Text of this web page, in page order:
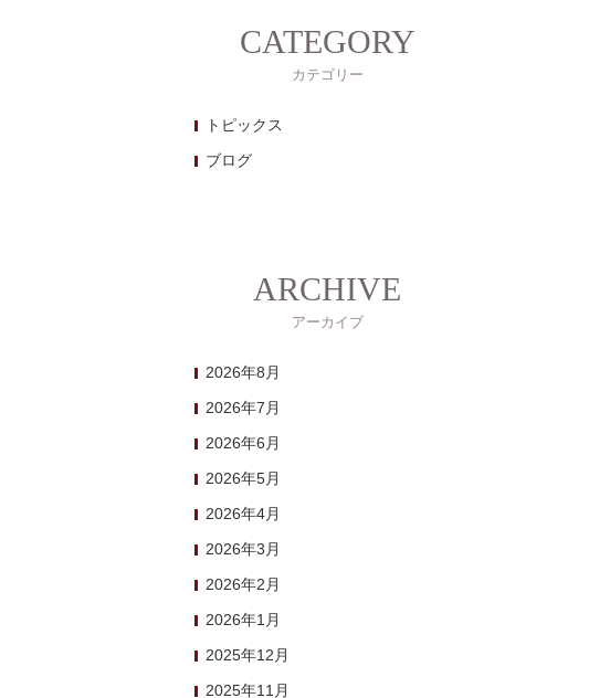
CATEGORY
カテゴリー
トピックス
ブログ
ARCHIVE
アーカイブ
2026年8月
2026年7月
2026年6月
2026年5月
2026年4月
2026年3月
2026年2月
2026年1月
2025年12月
2025年11月